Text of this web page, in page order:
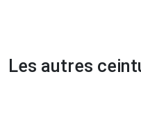
Les autres